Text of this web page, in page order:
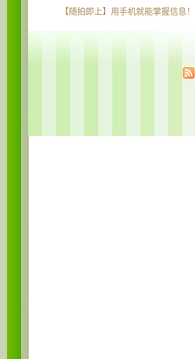
【随拍即上】用手机就能掌握信息！